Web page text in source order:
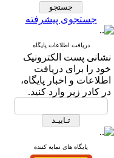
جستجوی پیشرفته
دریافت اطلاعات پایگاه
نشانی پست الکترونیک
خود را برای دریافت
اطلاعات و اخبار پایگاه،
در کادر زیر وارد کنید.
پایگاه های نمایه کننده